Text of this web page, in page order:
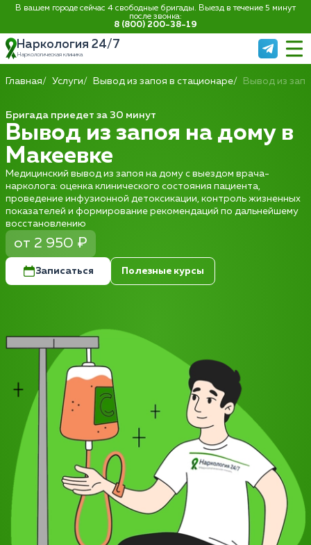
В вашем городе сейчас 4 свободные бригады. Выезд в течение 5 минут
после звонка:
8 (800) 200-38-19
Наркология 24/7
Наркологическая клиника
Главная Услуги Вывод из запоя в стационаре Вывод из
Бригада приедет за 30 минут
Вывод из запоя на дому в
Макеевке
Медицинский вывод из запоя на дому с выездом врача-
нарколога: оценка клинического состояния пациента,
проведение инфузионной детоксикации, контроль жизненных
показателей и формирование рекомендаций по дальнейшему
восстановлению
от 2 950 ₽
Записаться Полезные курсы